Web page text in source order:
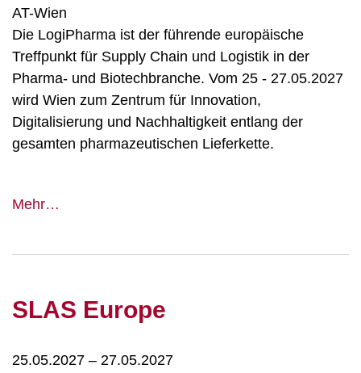
AT-Wien
Die LogiPharma ist der führende europäische
Treffpunkt für Supply Chain und Logistik in der
Pharma- und Biotechbranche. Vom 25 - 27.05.2027
wird Wien zum Zentrum für Innovation,
Digitalisierung und Nachhaltigkeit entlang der
gesamten pharmazeutischen Lieferkette.
Mehr…
SLAS Europe
25.05.2027 – 27.05.2027